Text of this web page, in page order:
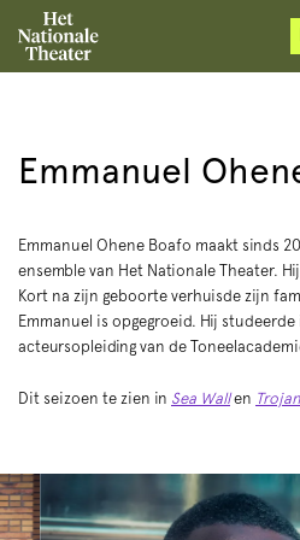
Emmanuel
Emmanuel Ohene Boafo maakt sinds
ensemble van Het Nationale Theater.
Kort na zijn geboorte verhuisde zijn
Emmanuel is opgegroeid. Hij studeerde
acteursopleiding van de
Dit seizoen te zien in Sea Wallen
Overslaan